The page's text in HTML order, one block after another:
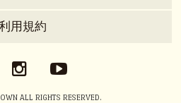
用規約
ALL RIGHTS RESERVED.